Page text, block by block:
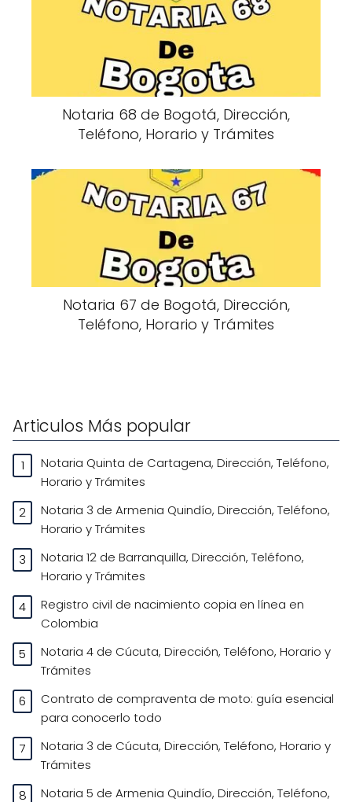
Notaria 68 de Bogotá, Dirección,
Teléfono, Horario y Trámites
Notaria 67 de Bogotá, Dirección,
Teléfono, Horario y Trámites
Articulos Más popular
Notaria Quinta de Cartagena, Dirección, Teléfono,
Horario y Trámites
Notaria 3 de Armenia Quindío, Dirección, Teléfono,
Horario y Trámites
Notaria 12 de Barranquilla, Dirección, Teléfono,
Horario y Trámites
Registro civil de nacimiento copia en línea en
Colombia
Notaria 4 de Cúcuta, Dirección, Teléfono, Horario y
Trámites
Contrato de compraventa de moto: guía esencial
para conocerlo todo
Notaria 3 de Cúcuta, Dirección, Teléfono, Horario y
Trámites
Notaria 5 de Armenia Quindío, Dirección, Teléfono,